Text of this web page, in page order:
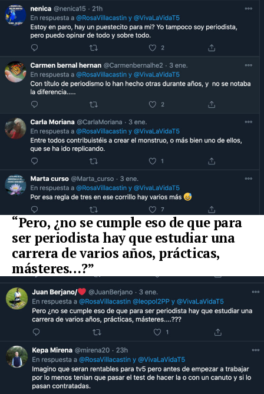
“Pero, ¿no se cumple eso de que para
ser periodista hay que estudiar una
carrera de varios años, prácticas,
másteres…?”